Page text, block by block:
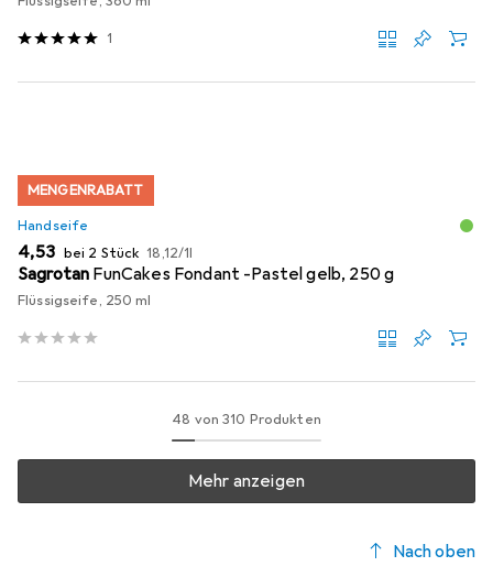
1
MENGENRABATT
Handseife
EUR
4,53 bei 2 Stück EUR
18,12/1l
Sagrotan FunCakes Fondant -Pastel gelb, 250 g
Flüssigseife, 250 ml
48 von 310 Produkten
Mehr anzeigen
Nach oben